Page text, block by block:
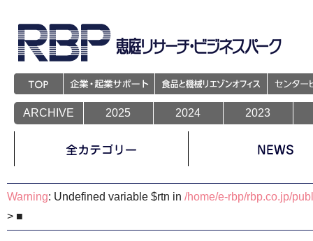
ARCHIVE 2025 2024 2023
Warning: Trying to access array offset on value of type null in
Warning: Trying to access array offset on value of type null in/home/e-rbp/rbp.co.jp/
Warning: Trying to access array offset on value of type null in/home/e-rbp/rbp.co.jp/
Warning: Trying to access array offset on value of type null in/home/e-rbp/rbp.co.jp/
Warning: Trying to access array offset on value of type null in
/home/e-rbp/rbp.co.jp/
Warning
: Trying to access array offset on value of type null in
Warning: Undefined variable $rtn in /home/e-rbp/rbp.co.jp/
> ■